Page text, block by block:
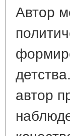
Автор
автор